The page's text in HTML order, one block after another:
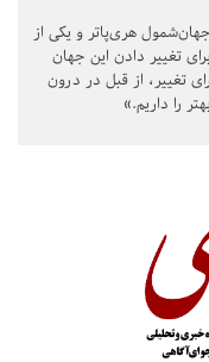
هری‌پاتر و یکی از
تغییر دادن این جهان
تغییر، از قبل در درون
را داریم.»